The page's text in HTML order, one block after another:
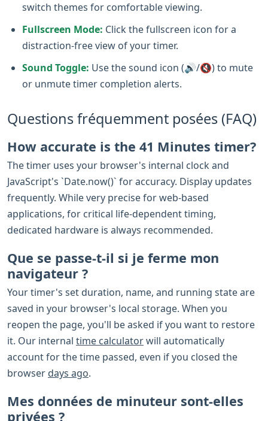
switch themes for comfortable viewing.
Fullscreen Mode: Click the fullscreen icon for a
distraction-free view of your timer.
Sound Toggle: Use the sound icon (🔊/🔇) to mute
or unmute timer completion alerts.
Questions fréquemment posées (FAQ)
How accurate is the 41 Minutes timer?
The timer uses your browser's internal clock and
JavaScript's `Date.now()` for accuracy. Display updates
frequently. While very precise for web-based
applications, for critical life-dependent timing,
dedicated hardware is always recommended.
Que se passe-t-il si je ferme mon
navigateur ?
Your timer's set duration, name, and running state are
saved in your browser's local storage. When you
reopen the page, you'll be asked if you want to restore
it. Our internal time calculatorwill automatically
account for the time passed, even if you closed the
browser days ago.
Mes données de minuteur sont-elles
privées ?